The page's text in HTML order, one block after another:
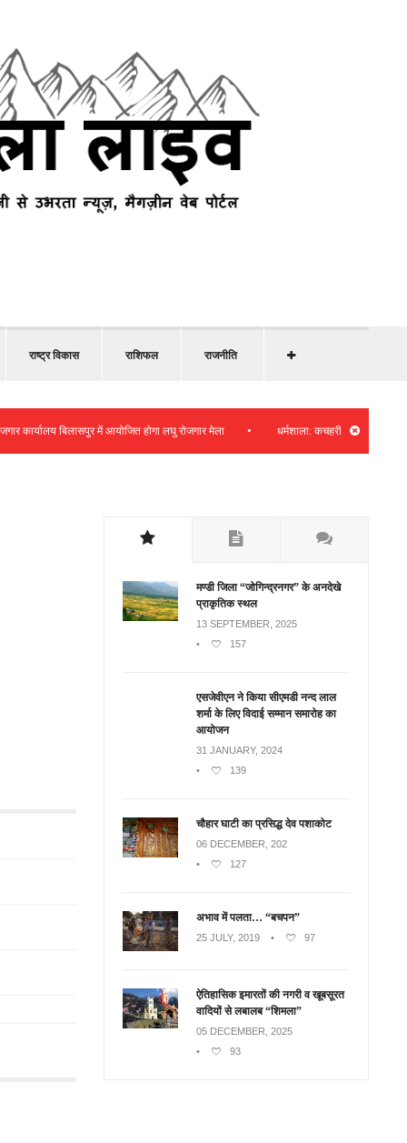
राष्ट्र विकास राशिफल राजनीति
बिलासपुर में आयोजित होगा लघु रोजगार मेला • धर्मशाला: कचहरी फीडर क्षेत्र में 8 – 9
मण्डी जिला “जोगिन्द्रनगर” के अनदेखे
प्राकृतिक स्थल
13 SEPTEMBER, 2025
•
157
एसजेवीएन ने किया सीएमडी नन्‍द लाल
शर्मा के लिए विदाई सम्मान समारोह का
आयोजन
31 JANUARY, 2024
•
139
चौहार घाटी का प्रसिद्ध देव पशाकोट
06 DECEMBER, 202
•
127
अभाव में पलता… “बचपन”
25 JULY, 2019 • 97
ऐतिहासिक इमारतों की नगरी व खूबसूरत
वादियों से लबालब “शिमला”
05 DECEMBER, 2025
•
93